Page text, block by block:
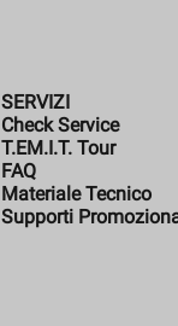
SERVIZI
Check Service
T.EM.I.T. Tour
FAQ
Materiale Tecnico
Supporti